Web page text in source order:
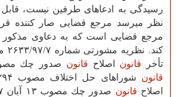
رسیدگی به ادعاهای طرفین نیست،
نظر می­رسد مرجع قضایی صار كننده
مرجع قضایی است كه به دعاوی مذكور
تأخر قانون اصلاح قانون صدور چك مصوب ۱۳ آبان ۹۷
قانون شوراهای حل اختلاف مصوب ۱۳۹۴ نظر به این كه
اصلاح قانون صدور چك مصوب ۱۳ آبان ۹۷ نسبت به